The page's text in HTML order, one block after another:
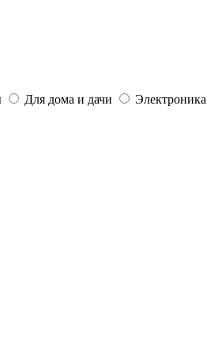
Для дома и дачи Электроника